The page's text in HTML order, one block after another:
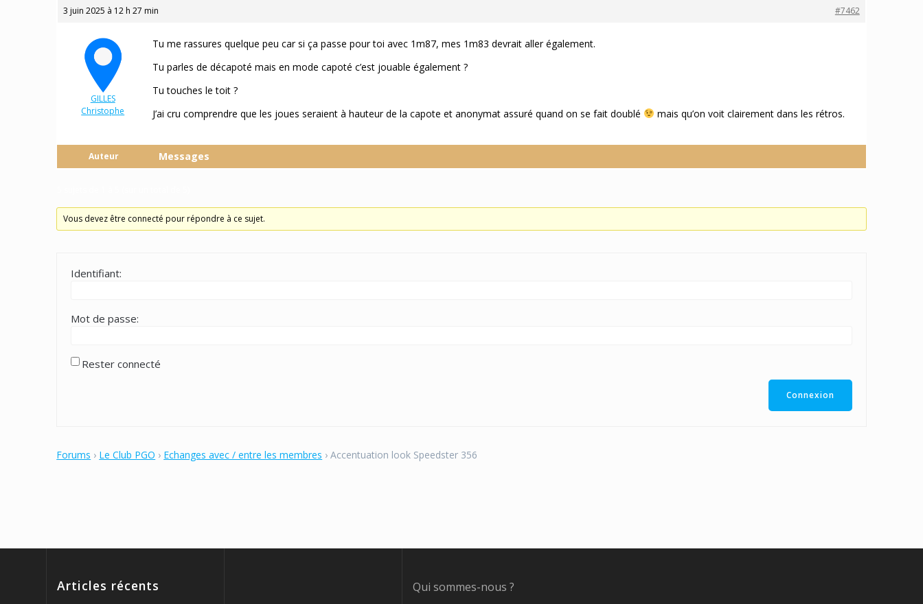
3 juin 2025 à 12 h 27 min #7462
GILLES
Christophe
Tu me rassures quelque peu car si ça passe pour toi avec 1m87, mes 1m83 devrait aller également.
Tu parles de décapoté mais en mode capoté c’est jouable également ?
Tu touches le toit ?
J’ai cru comprendre que les joues seraient à hauteur de la capote et anonymat assuré quand on se fait doublé
mais qu’on voit clairement dans les rétros.
Auteur Messages
Vous devez être connecté pour répondre à ce sujet.
Identifiant:
Mot de passe:
Rester connecté
Connexion
Forums › Le Club PGO › Echanges avec / entre les membres › Accentuation look Speedster 356
Articles récents
Qui sommes-nous ?